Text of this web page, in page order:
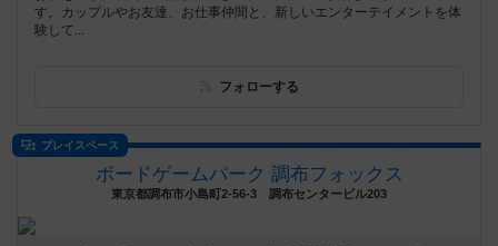
す。カップルやお友達、お仕事仲間と、新しいエンターテイメントを体
験して...
フォローする
プレイスペース
ボードゲームパーク 調布フォックス
東京都調布市小島町2-56-3 調布センタービル203